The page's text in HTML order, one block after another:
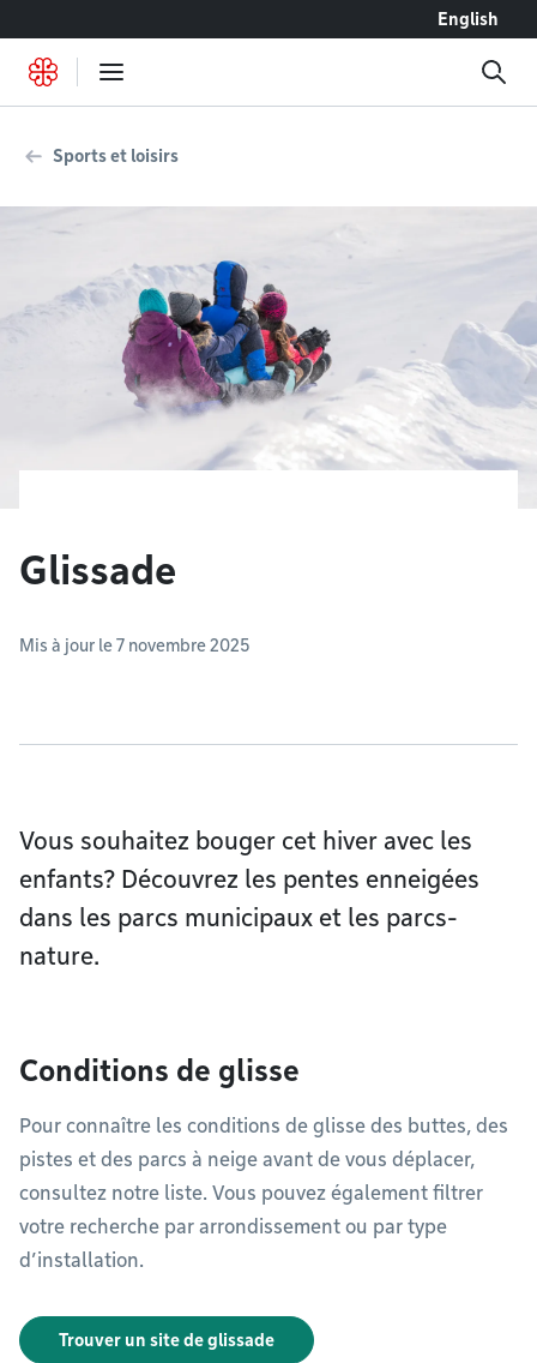
English
Sports et loisirs
Glissade
Mis à jour le 7 novembre 2025
Vous souhaitez bouger cet hiver avec les
enfants? Découvrez les pentes enneigées
dans les parcs municipaux et les parcs-
nature.
Conditions de glisse
Pour connaître les conditions de glisse des buttes, des
pistes et des parcs à neige avant de vous déplacer,
consultez notre liste. Vous pouvez également filtrer
votre recherche par arrondissement ou par type
d’installation.
Trouver un site de glissade